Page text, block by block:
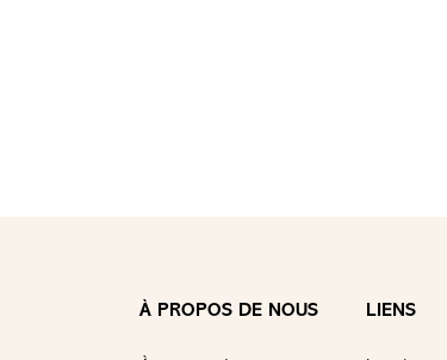
À PROPOS DE NOUS LIENS